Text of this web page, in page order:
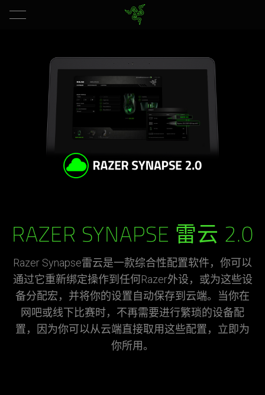
RAZER SYNAPSE 雷云 2.0
Razer Synapse雷云是一款综合性配置软件，你可以
通过它重新绑定操作到任何Razer外设，或为这些设
备分配宏，并将你的设置自动保存到云端。当你在
网吧或线下比赛时，不再需要进行繁琐的设备配
置，因为你可以从云端直接取用这些配置，立即为
你所用。